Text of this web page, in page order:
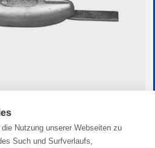
Nutzung unserer Webseiten zu
Such und Surfverlaufs,